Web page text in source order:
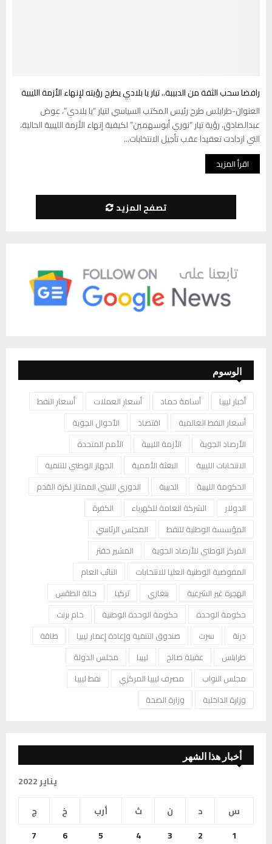
رافضا سحب الثقة من الدبيبة.. تيار يا بلادي يطرح رؤيته لإنهاء الأزمة الليبية
العنوان-طرابلس طرح رئيس المكتب السياسي لتيار “يا بلادي”، عوض
عبدالصادق، رؤية تيار “نوري أبوسهمين” لكيفية إنهاء الأزمة الليبية الحالية،
التي ازدادت تعقيدا عقب تأجيل الانتخابات...
اقرأ المزيد
تصفح المزيد
الوسوم
أخبار ليبيا أسامة حماد أسعار العملات
أسعار النفط
أسعار النفط العالمية
اقتصاد
الأحوال الجوية
الأرصاد الجوية
الأزمة الليبية
الأمم المتحدة
الانتخابات الليبية
البعثة الأممية
الجهاز الوطني للتنمية
الحكومة الليبية
الدبيبة
الدوري الليبي الممتاز لكرة القدم
الدولار
الشركة العامة للكهرباء
الكفرة
المؤسسة الوطنية للنفط
المجلس الرئاسي
المركز الوطني للأرصاد الجوية
المشير حفتر
المفوضية الوطنية العليا للانتخابات
النائب العام
الهجرة غير الشرعية
بنغازي تركيا
حالة الطقس
حكومة الوحدة
حكومة الوحدة الوطنية
خام برنت
درنة
سرت صندوق التنمية وإعادة إعمار ليبيا
طاقة
طرابلس
عقيلة صالح ليبيا
مجلس الدولة
مجلس النواب
مصرف ليبيا المركزي
نفط ليبيا
وزارة الداخلية
وزارة الصحة
أخبار هذا الشهر
يناير 2022
س
د ن ث أرب خ
ج
1
2
3
4
5
6
7